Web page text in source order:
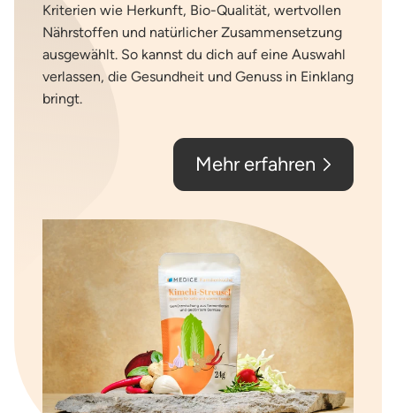
Kriterien wie Herkunft, Bio-Qualität, wertvollen
Nährstoffen und natürlicher Zusammensetzung
ausgewählt. So kannst du dich auf eine Auswahl
verlassen, die Gesundheit und Genuss in Einklang
bringt.
Mehr erfahren